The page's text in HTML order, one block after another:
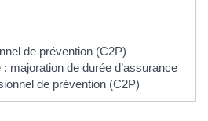
de prévention (C2P)
majoration de durée d’assurance
de prévention (C2P)